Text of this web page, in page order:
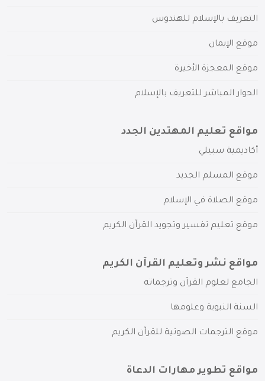
التعريف بالإسلام للهندوس
موقع الإيمان
موقع المعجزة الأخيرة
الحوار المباشر للتعريف بالإسلام
مواقع تعليم المهتدين الجدد
أكاديمية سبيلي
موقع المسلم الجديد
موقع الصلاة في الإسلام
موقع تعليم تفسير وتجويد القرآن الكريم
مواقع نشر وتعليم القرآن الكريم
الجامع لعلوم القرآن وترجماته
السنة النبوية وعلومها
موقع الترجمات الصوتية للقرآن الكريم
مواقع تطوير مهارات الدعاة